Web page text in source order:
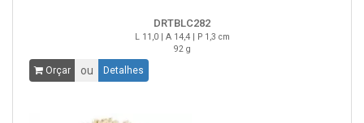
DRTBLC282
L 11,0 | A 14,4 | P 1,3 cm
92 g
Orçar ou Detalhes